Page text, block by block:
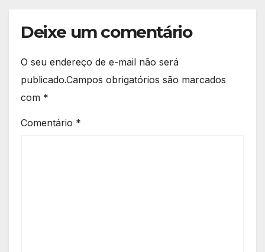
Deixe um comentário
O seu endereço de e-mail não será
publicado.Campos obrigatórios são marcados
com *
Comentário *